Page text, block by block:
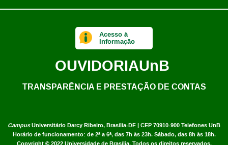
CampusUniversitário Darcy Ribeiro, Brasília-DF | CEP 70910-900 Telefones UnB
Horário de funcionamento: de 2ª a 6ª, das 7h às 23h. Sábado, das 8h às 18h.
Acesso à
Informação
OUVIDORIAUnB
TRANSPARÊNCIA E PRESTAÇÃO DE CONTAS